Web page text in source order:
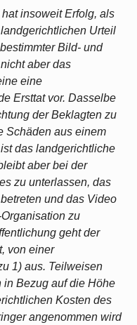
insoweit Erfolg, als
Urteil
Bild- und
aber das
eine
Ersttat vor. Dasselbe
der Beklagten zu
Schäden aus einem
das landgerichtliche
aber bei der
zu unterlassen, das
und das Video
zu
geht der
von einer
1) aus. Teilweisen
in Bezug auf die Höhe
Kosten des
angenommen wird